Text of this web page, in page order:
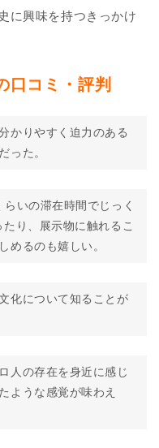
に興味を持つきっかけ
口コミ・評判
かりやすく迫力のある
った。
いの滞在時間でじっく
り、展示物に触れるこ
めるのも嬉しい。
化について知ることが
人の存在を身近に感じ
ような感覚が味わえ